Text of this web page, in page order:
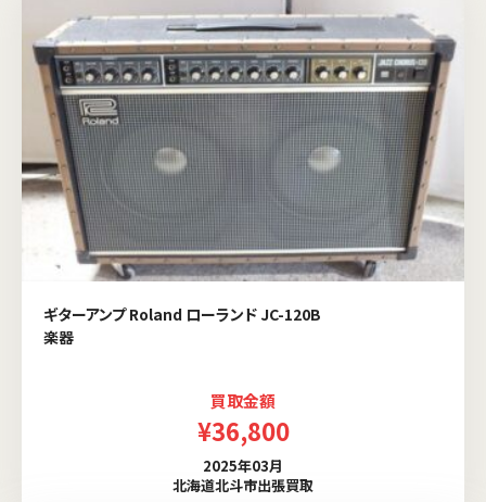
ギターアンプ Roland ローランド JC-120B
楽器
買取金額
¥36,800
2025年03月
北海道北斗市出張買取